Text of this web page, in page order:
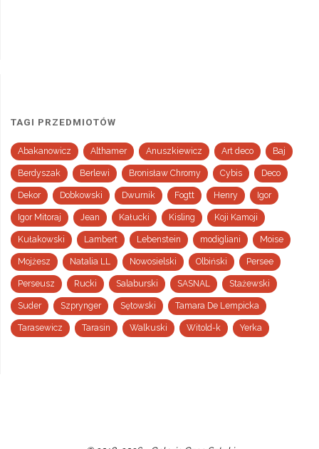
TAGI PRZEDMIOTÓW
Abakanowicz Althamer Anuszkiewicz Art deco Baj
Berdyszak Berlewi Bronisław Chromy Cybis Deco
Dekor Dobkowski Dwurnik Fogtt Henry Igor
Igor Mitoraj Jean Kałucki Kisling Koji Kamoji
Kułakowski Lambert Lebenstein modigliani Moise
Mojżesz Natalia LL Nowosielski Olbiński Persee
Perseusz Rucki Salaburski SASNAL Stażewski
Suder Szprynger Sętowski Tamara De Lempicka
Tarasewicz Tarasin Walkuski Witold-k Yerka